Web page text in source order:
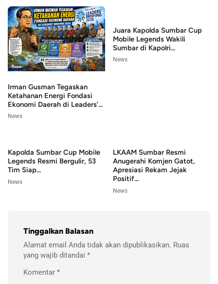
Irman Gusman Tegaskan
Ketahanan Energi Fondasi
Ekonomi Daerah di Leaders’...
News
Juara Kapolda Sumbar Cup
Mobile Legends Wakili
Sumbar di Kapolri...
News
Kapolda Sumbar Cup Mobile
Legends Resmi Bergulir, 53
Tim Siap...
News
LKAAM Sumbar Resmi
Anugerahi Komjen Gatot,
Apresiasi Rekam Jejak
Positif...
News
Tinggalkan Balasan
Alamat email Anda tidak akan dipublikasikan. Ruas
yang wajib ditandai *
Komentar *